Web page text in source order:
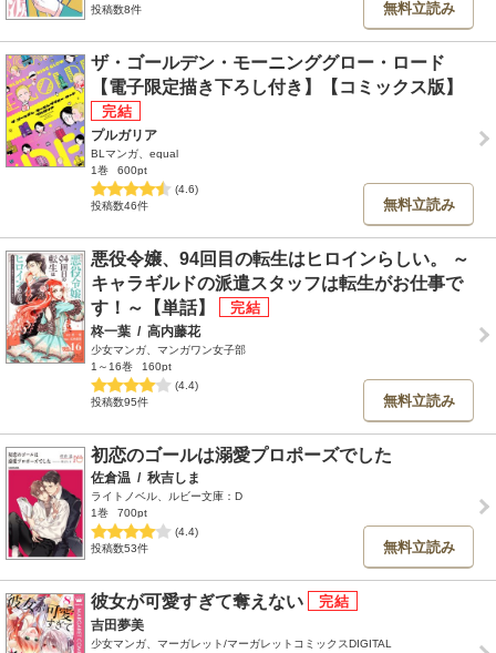
投稿数8件 無料立読み
ザ・ゴールデン・モーニンググロー・ロード
【電子限定描き下ろし付き】【コミックス版】
プルガリア
BLマンガ、equal
1巻
600pt
(4.6)
投稿数46件
無料立読み
悪役令嬢、94回目の転生はヒロインらしい。 ～
キャラギルドの派遣スタッフは転生がお仕事で
す！～【単話】
柊一葉 / 高内藤花
少女マンガ、マンガワン女子部
1～16巻
160pt
(4.4)
投稿数95件
無料立読み
初恋のゴールは溺愛プロポーズでした
佐倉温 / 秋吉しま
ライトノベル、ルビー文庫：D
1巻
700pt
(4.4)
投稿数53件
無料立読み
彼女が可愛すぎて奪えない
吉田夢美
少女マンガ、マーガレット/マーガレットコミックスDIGITAL